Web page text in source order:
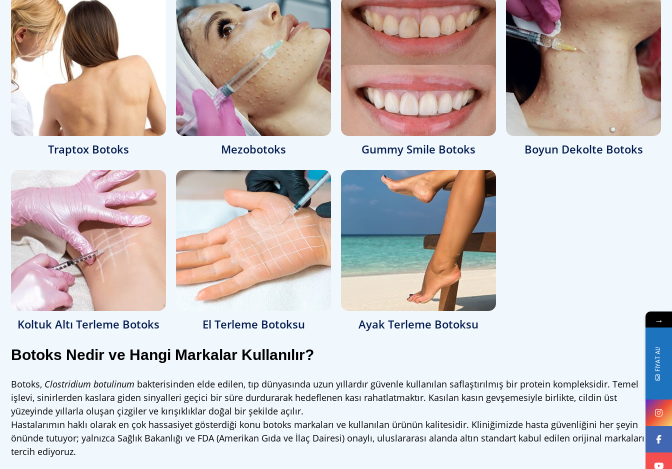
Traptox Botoks Mezobotoks Gummy Smile Botoks Boyun Dekolte Botoks
Koltuk Altı Terleme Botoks El Terleme Botoksu Ayak Terleme Botoksu
Botoks Nedir ve Hangi Markalar Kullanılır?
Botoks, Clostridium botulinum bakterisinden elde edilen, tıp dünyasında uzun yıllardır güvenle kullanılan saflaştırılmış bir protein kompleksidir. Temel
işlevi, sinirlerden kaslara giden sinyalleri geçici bir süre durdurarak hedeflenen kası rahatlatmaktır. Kasılan kasın gevşemesiyle birlikte, cildin üst
yüzeyinde yıllarla oluşan çizgiler ve kırışıklıklar doğal bir şekilde açılır.
Hastalarımın haklı olarak en çok hassasiyet gösterdiği konu botoks markaları ve kullanılan ürünün kalitesidir. Kliniğimizde hasta güvenliğini her şeyin
önünde tutuyor; yalnızca Sağlık Bakanlığı ve FDA (Amerikan Gıda ve İlaç Dairesi) onaylı, uluslararası alanda altın standart kabul edilen orijinal markaları
tercih ediyoruz.
→
FİYAT AL!